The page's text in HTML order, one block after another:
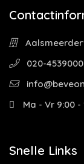
020-4539000
Ma - Vr 9:00
Snelle Links